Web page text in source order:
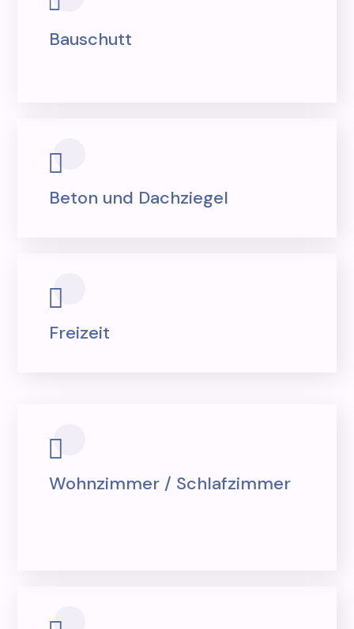
Bauschutt
Beton und Dachziegel
Freizeit
Wohnzimmer / Schlafzimmer